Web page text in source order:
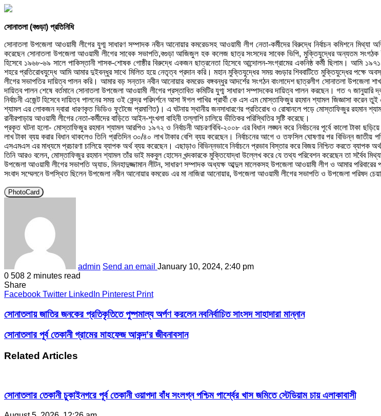
সোনাতলা (বগুড়া) প্রতিনিধি
সোনাতলা উপজেলা আওয়ামী লীগের যুগ্ম সাধারণ সম্পাদক নবীন আনোয়ার কমরেডসহ আওয়ামী লীগ নেতা-কর্মীদের বিরুদ্ধে নির্বাচন কমিশনে মিথ্যা
করেছেন সোনাতলা উপজেলা আওয়ামী লীগের সাবেক সভাপতি,বগুড়া আজিজুল হক কলেজ ছাত্র সংসদের সাবেক ভিপি, মুক্তিযুদ্ধের অন্যতম
হিসেবে ১৯৬৮-৬৯ সালে পাকিস্তানী শাসক-শোষক গোষ্ঠীর বিরুদ্ধে একজন ছাত্রনেতা হিসেবে আন্দোলন-সংগ্রামের একনিষ্ঠ কর্মী ছিলাম। আমি
শহরে প্রতিরোধযুদ্ধে আমি আমার দুইবন্ধুর সাথে মিলিত হয়ে নেতৃত্ব প্রদান করি। মহান মুক্তিযুদ্ধের সময় বগুড়ার শিববাটিতে মুক্তিযুদ্ধের পক্ষে
লীগের সভাপতির দায়িত্ব পালন করি। আমার বড় সন্তান নবীন আনোয়ার কমরেড বঙ্গবন্ধুর আদর্শের সংগঠন বাংলাদেশ ছাত্রলীগ সোনাতলা উপজেলা
দায়িত্ব পালন শেষে বর্তমানে সোনাতলা উপজেলা আওয়ামী লীগের প্রস্তাবিত কমিটির যুগ্ম সাধারণ সম্পাদকের দায়িত্ব পালন করছেন। গত ৭ জানুয়ারি
নির্বাচনী এজেন্ট হিসেবে দায়িত্ব পালনের সময় ওই কেন্দ্র পরিদর্শনে আসা ঈগল পাখির প্রার্থী কে এস এম মোস্তাফিজুর রহমান শ্যামল জিজ্ঞাসা
শ্যামল এর লোকজন দ্বারা ধারণকৃত ভিডিও ফুটেজে প্রমাণিত)। এ ঘটনায় স্থানীয় জনসাধারণের প্রতিরোধ ও রোষানলে পড়ে মোস্তাফিজুর রহমান
রানীরপাড়ায় আওয়ামী লীগের নেতা-কর্মীদের বাড়িতে আইন-শৃংখলা বাহিনী তল্লাশি চালিয়ে ভীতিকর পরিস্থিতির সৃষ্টি করেছে।
প্রকৃত ঘটনা হলো- মোস্তাফিজুর রহমান শ্যামল আরপিও ১৯৭২ ও নির্বাচনী আচরণবিধি-২০০৮ এর বিধান লঙ্ঘন করে নির্বাচনের পূর্বে কালো টাকা
লাখ টাকা ব্যয় করার বিধান থাকলেও তিনি প্রতিদিন ৩০/৪০ লাখ টাকার বেশি ব্যয় করেছেন। নির্বাচনের আগে ও তফসিল ঘোষণার পর বিভিন্ন
এসএমএস এর মাধ্যমে প্রচারণা চালিয়ে ব্যাপক অর্থ ব্যয় করেছেন। এছাড়াও বিভিন্নভাবে নির্বাচনে প্রভাব বিস্তার করে বিজয় নিশ্চিত করতে ব্যাপক
তিনি আরও বলেন, মোস্তাফিজুর রহমান শ্যামল তাঁর ভাই মকবুল হোসেন খন্দকারকে মুক্তিযোদ্ধা উল্লেখ করে যে তথ্য পরিবেশন করেছেন তা সর্বৈব
উপজেলা আওয়ামী লীগের সভাপতি অ্যাড. মিনহাদুজ্জামান লীটন, সাধারণ সম্পাদক অধ্যক্ষ আব্দুল মালেকসহ উপজেলা আওয়ামী লীগ ও আমার পরিবারের
সংবাদ সম্মেলনে উপস্থিত ছিলেন উপজেলা নবীন আনোয়ার কমরেড এর মা নাজিরা আনোয়ার, উপজেলা আওয়ামী লীগের সভাপতি ও উপজেলা পরিষদ
PhotoCard
admin Send an email January 10, 2024, 2:40 pm
0 508 2 minutes read
Share
Facebook Twitter LinkedIn Pinterest Print
সোনাতলায় জাতির জনকের প্রতিকৃতিতে পুষ্পমাল্য অর্পণ করলেন নবনির্বাচিত সাংসদ সাহাদারা মান্নান
সোনাতলার পূর্ব তেকানী গ্রামের মাহফেজ আকন্দ’র জীবনাবসান
Related Articles
সোনাতলার তেকানী চুকাইনগরে পূর্ব তেকানী ওয়াপদা বাঁধ সংলগ্ন পশ্চিম পার্শ্বের খাস জমিতে স্টেডিয়াম চায় এলাকাবাসী